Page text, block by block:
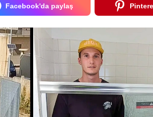
Facebook'da paylaş